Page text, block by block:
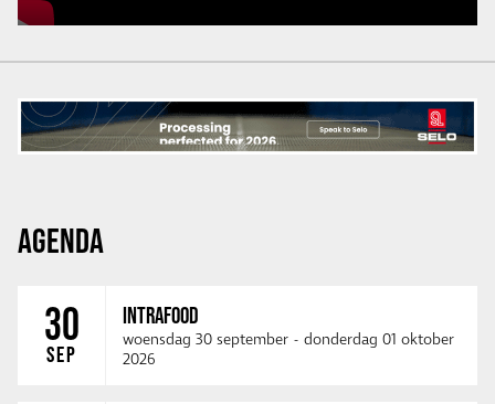
AGENDA
30
SEP
INTRAFOOD
woensdag 30 september - donderdag 01 oktober
2026